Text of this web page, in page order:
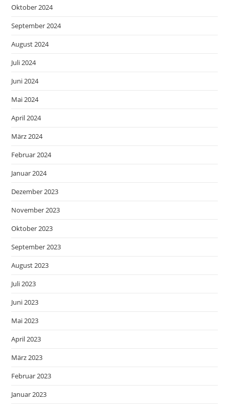
Oktober 2024
September 2024
August 2024
Juli 2024
Juni 2024
Mai 2024
April 2024
März 2024
Februar 2024
Januar 2024
Dezember 2023
November 2023
Oktober 2023
September 2023
August 2023
Juli 2023
Juni 2023
Mai 2023
April 2023
März 2023
Februar 2023
Januar 2023